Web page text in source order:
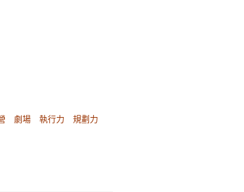
劇場 執行力
規劃力